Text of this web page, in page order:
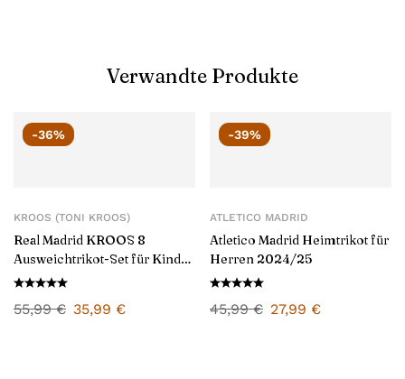
Verwandte Produkte
-36%
KROOS (TONI KROOS)
Real Madrid KROOS 8
Ausweichtrikot-Set für Kinder
2024/25
55,99€ 35,99 €
-39%
ATLETICO MADRID
Atletico Madrid Heimtrikot für
Herren 2024/25
45,99€ 27,99 €